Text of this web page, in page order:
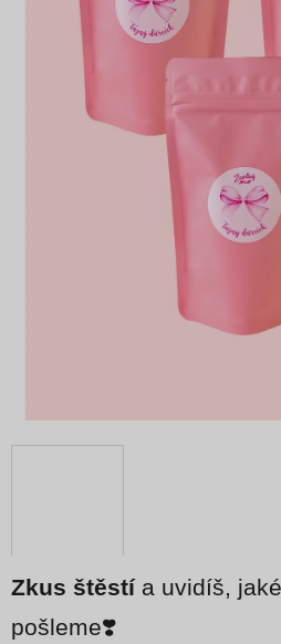
Zkus štěstía uvidíš,
pošleme❣️